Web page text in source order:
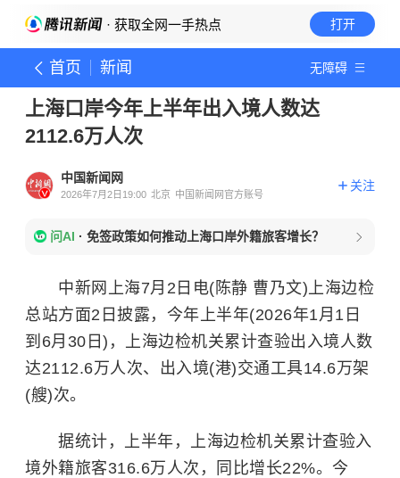
· 获取全网一手热点 打开
首页 新闻 无障碍
上海口岸今年上半年出入境人数达
2112.6万人次
中国新闻网
2026年7月2日19:00 北京 中国新闻网官方账号
关注
问AI · 免签政策如何推动上海口岸外籍旅客增长？
中新网上海7月2日电(陈静 曹乃文)上海边检
总站方面2日披露，今年上半年(2026年1月1日
到6月30日)，上海边检机关累计查验出入境人数
达2112.6万人次、出入境(港)交通工具14.6万架
(艘)次。
据统计，上半年，上海边检机关累计查验入
境外籍旅客316.6万人次，同比增长22%。今